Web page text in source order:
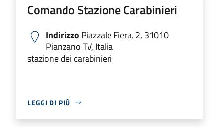
Comando Stazione Carabinieri
Indirizzo Piazzale Fiera, 2, 31010
Pianzano TV, Italia
stazione dei carabinieri
LEGGI DI PIÙ